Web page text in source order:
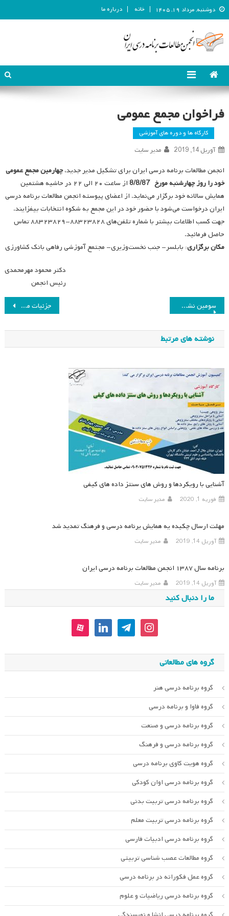
دوشنبه, مرداد ۱۹, ۱۴۰۵ خانه درباره ما
انجمن مطالعات برنامه درسی ایران
فراخوان مجمع عمومی
کارگاه ها و دوره های آموزشی
آوریل 14, 2019 مدیر سایت
انجمن مطالعات برنامه درسی ایران برای تشکیل مدیر جدید،چهارمین مجمع عمومی
خود را روز چهارشنبه مورخ 8/8/87
از ساعت ۲۰ الی ۲۲ در حاشیه هشتمین
همایش سالانه خود برگزار می‌نماید. از اعضای پیوسته انجمن مطالعات برنامه درسی
ایران درخواست می‌شود با حضور خود در این مجمع به شکوه انتخابات بیفزایند.
جهت کسب اطلاعات بیشتر با شماره تلفن‌های ۸۸۳۲۳۸۲۸-۸۸۳۲۳۸۲۹ تماس
حاصل فرمائید.
مکان برگزاری: بابلسر- جنب نخست‌وزیری- مجتمع آموزشی رفاهی بانک کشاورزی
دکتر محمود مهرمحمدی
رئیس انجمن
راهبری
نوشته
جزئیات محل اسکان همایش هشتم سومین نشست علمی ماهانه انجمن مطالعات برنامه درسی در سال ۱۳۸۷
نوشته های مرتبط
آشنایی با رویکردها و روش های سنتز داده های کیفی
فوریه 1, 2020 مدیر سایت
مهلت ارسال چکیده یه همایش یرنامه درسی و فرهنگ تمدید شد
آوریل 14, 2019 مدیر سایت
برنامه سال ۱۳۸۷ انجمن مطالعات برنامه درسی ایران
آوریل 14, 2019 مدیر سایت
ما را دنبال کنید
instagram
telegram
linkedin
aparat
گروه های مطالعاتی
گروه برنامه درسی هنر
گروه فاوا و برنامه درسی
گروه برنامه درسی و صنعت
گروه برنامه درسی و فرهنگ
گروه هویت کاوی برنامه درسی
گروه برنامه درسی اوان کودکی
گروه برنامه درسی تربیت بدنی
گروه برنامه درسی تربیت معلم
گروه برنامه درسی ادبیات فارسی
گروه مطالعات عصب شناسی تربیتی
گروه عمل فکورانه در برنامه درسی
گروه برنامه درسی ریاضیات و علوم